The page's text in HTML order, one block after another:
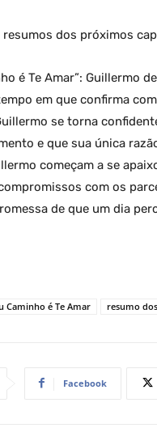
dos próximos
é Te Amar”: Guillermo
em que confirma
se torna
e que sua única
começam a se
com os
de que um dia
Caminho é Te Amar resumo
Facebook